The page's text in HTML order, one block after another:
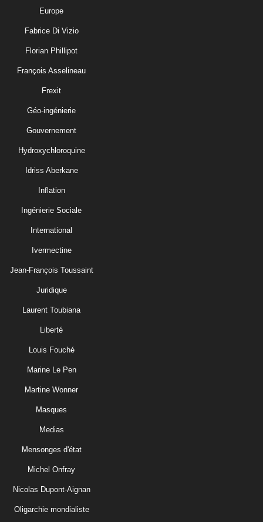
Europe
Fabrice Di Vizio
Florian Phillipot
François Asselineau
Frexit
Géo-ingénierie
Gouvernement
Hydroxychloroquine
Idriss Aberkane
Inflation
Ingénierie Sociale
International
Ivermectine
Jean-François Toussaint
Juridique
Laurent Toubiana
Liberté
Louis Fouché
Marine Le Pen
Martine Wonner
Masques
Medias
Mensonges d'état
Michel Onfray
Nicolas Dupont-Aignan
Oligarchie mondialiste